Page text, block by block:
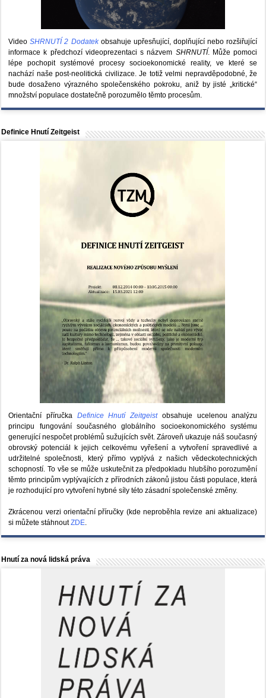
VideoSHRNUTÍ 2 Dodatekobsahuje upřesňující, doplňující nebo rozšiřující
informace k předchozí videoprezentaci s názvem SHRNUTÍ. Může pomoci
lépe pochopit systémové procesy socioekonomické reality, ve které se
nachází naše post-neolitická civilizace. Je totiž velmi nepravděpodobné, že
bude dosaženo výrazného společenského pokroku, aniž by jisté „kritické“
množství populace dostatečně porozumělo těmto procesům.
Definice Hnutí Zeitgeist
Orientační příručka Definice Hnutí Zeitgeistobsahuje ucelenou analýzu
principu fungování současného globálního socioekonomického systému
generující nespočet problémů sužujících svět. Zároveň ukazuje náš současný
obrovský potenciál k jejich celkovému vyřešení a vytvoření spravedlivé a
udržitelné společnosti, který přímo vyplývá z našich vědeckotechnických
schopností. To vše se může uskutečnit za předpokladu hlubšího porozumění
těmto principům vyplývajících z přírodních zákonů jistou části populace, která
je rozhodující pro vytvoření hybné síly této zásadní společenské změny.
Zkrácenou verzi orientační příručky (kde neproběhla revize ani aktualizace)
si můžete stáhnoutZDE.
Hnutí za nová lidská práva